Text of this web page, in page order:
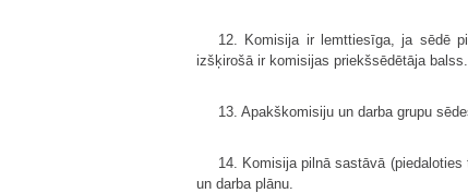
12. Komisija ir lemttiesīga, ja sēdē
izšķirošā ir komisijas priekšsēdētāja balss.
13. Apakškomisiju un darba grupu
14. Komisija pilnā sastāvā
un darba plānu.